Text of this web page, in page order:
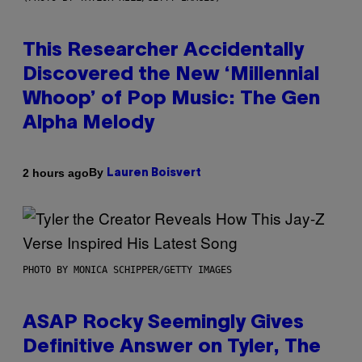
This Researcher Accidentally
Discovered the New ‘Millennial
Whoop’ of Pop Music: The Gen
Alpha Melody
2 hours agoBy Lauren Boisvert
PHOTO BY MONICA SCHIPPER/GETTY IMAGES
ASAP Rocky Seemingly Gives
Definitive Answer on Tyler, The